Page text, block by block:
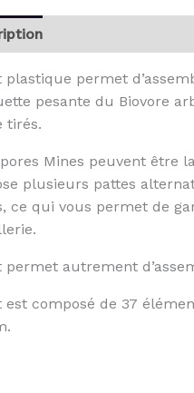
plastique permet
pesante du Biovore
tirés.
Mines peuvent être
plusieurs pattes
ce qui vous permet de
permet autrement
est composé de 37